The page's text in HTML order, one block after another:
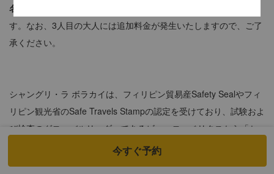
名
す。なお、3人目の大人には追加料金が発生いたしますので、ご了
承ください。
シャングリ・ラ ボラカイは、フィリピン貿易産Safety Sealやフィ
リピン観光省のSafe Travels Stampの認定を受けており、試験およ
び検査のグローバルリーダーであるビューローベリタスから「セ
ーフガード™優れた衛生と安全ラベル」を取得しております。新
今すぐ予約